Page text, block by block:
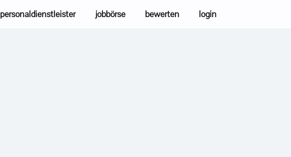
personaldienstleister jobbörse bewerten login